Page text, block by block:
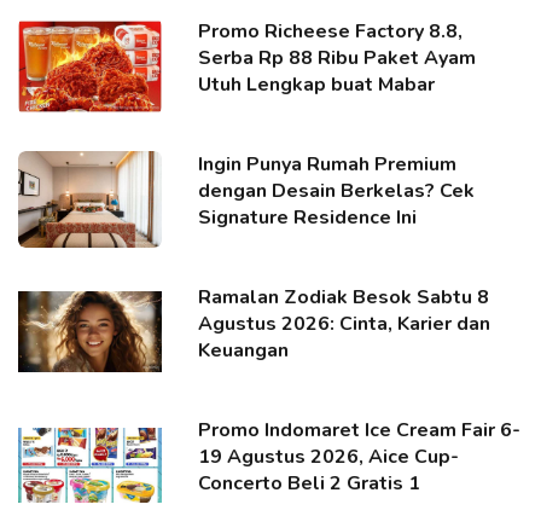
Promo Richeese Factory 8.8,
Serba Rp 88 Ribu Paket Ayam
Utuh Lengkap buat Mabar
Ingin Punya Rumah Premium
dengan Desain Berkelas? Cek
Signature Residence Ini
Ramalan Zodiak Besok Sabtu 8
Agustus 2026: Cinta, Karier dan
Keuangan
Promo Indomaret Ice Cream Fair 6-
19 Agustus 2026, Aice Cup-
Concerto Beli 2 Gratis 1